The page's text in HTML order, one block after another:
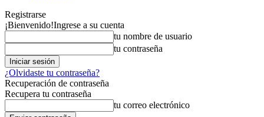
Registrarse
¡Bienvenido!Ingrese a su cuenta
tu nombre de usuario
tu contraseña
¿Olvidaste tu contraseña?
Recuperación de contraseña
Recupera tu contraseña
tu correo electrónico